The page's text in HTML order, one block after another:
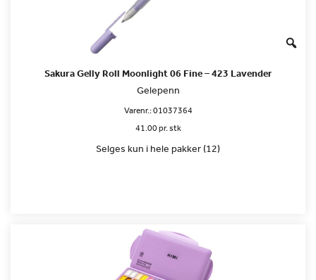
Sakura Gelly Roll Moonlight 06 Fine – 423 Lavender
Gelepenn
Varenr.:01037364
41.00 pr. stk
Selges kun i hele pakker (12)